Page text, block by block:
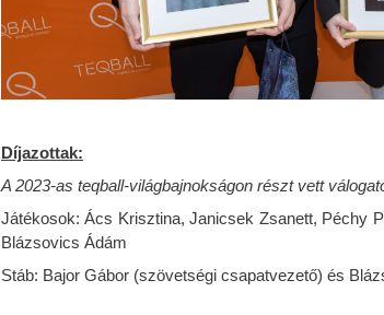
Díjazottak:
A 2023-as teqball-világbajnokságon részt vett
Játékosok: Ács Krisztina, Janicsek Zsanett, Péchy
Blázsovics Ádám
Stáb: Bajor Gábor (szövetségi csapatvezető) és